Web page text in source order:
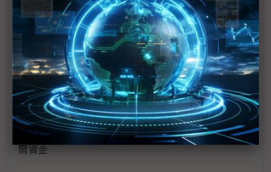
H200效能翻6倍、價格增3成 NVIDIA「清庫存」仍
讓中國動心
豐田目標2026全球生產破千萬輛 HEV需求強勁跨越
電動車放緩影響
東南亞各國與美貿易協議持續推進 2026聚焦關鍵礦
產、轉口問題
陳立武與川普關鍵40分鐘會談 將政治阻力化為英特
爾資金